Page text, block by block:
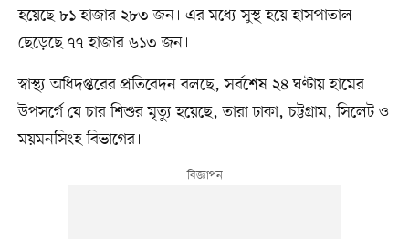
হয়েছে ৮১ হাজার ২৮৩ জন। এর মধ্যে সুস্থ হয়ে হাসপাতাল
ছেড়েছে ৭৭ হাজার ৬১৩ জন।
স্বাস্থ্য অধিদপ্তরের প্রতিবেদন বলছে, সর্বশেষ ২৪ ঘণ্টায় হামের
উপসর্গে যে চার শিশুর মৃত্যু হয়েছে, তারা ঢাকা, চট্টগ্রাম, সিলেট ও
ময়মনসিংহ বিভাগের।